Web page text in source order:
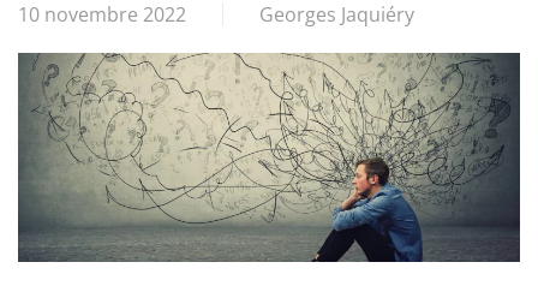
10 novembre 2022 Georges Jaquiéry